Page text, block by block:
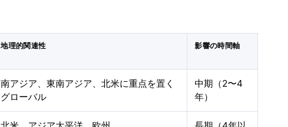
地理的関連性 影響の時間軸
南アジア、東南アジア、北米に重点を置く
グローバル
中期（2〜4
年）